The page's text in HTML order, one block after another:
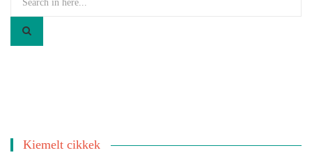
Kiemelt cikkek